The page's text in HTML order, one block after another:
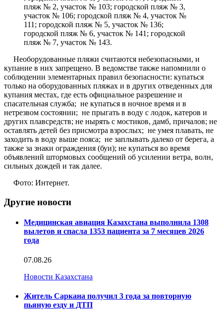
пляж № 2, участок № 103; городской пляж № 3,
участок № 106; городской пляж № 4, участок №
111; городской пляж № 5, участок № 136;
городской пляж № 6, участок № 141; городской
пляж № 7, участок № 143. ​
Необорудованные пляжи считаются небезопасными, и
купание в них запрещено. В ведомстве также напомнили о
соблюдении элементарных правил безопасности: купаться
только на оборудованных пляжах и в других отведенных для
купания местах, где есть официальное разрешение и
спасательная служба; не купаться в ночное время и в
нетрезвом состоянии; не прыгать в воду с лодок, катеров и
других плавсредств; не нырять с мостиков, дамб, причалов; не
оставлять детей без присмотра взрослых; не умея плавать, не
заходить в воду выше пояса; не заплывать далеко от берега, а
также за знаки ограждения (буи); не купаться во время
объявлений штормовых сообщений об усилении ветра, волн,
сильных дождей и так далее.
Фото: Интернет.
Другие новости
Медицинская авиация Казахстана выполнила 1308
вылетов и спасла 1353 пациента за 7 месяцев 2026
года
07.08.26
Новости Казахстана
Житель Саркана получил 3 года за повторную
пьяную езду и ДТП